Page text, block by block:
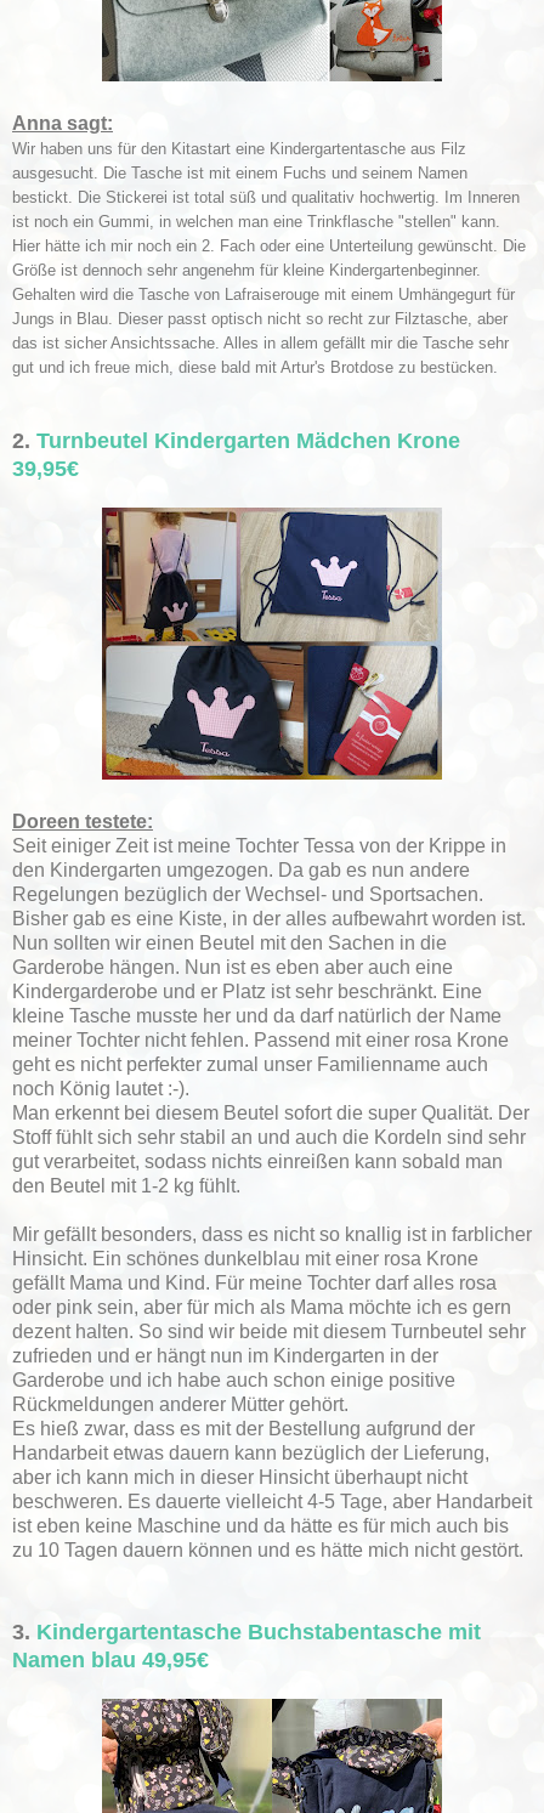
Anna sagt:
Wir haben uns für den Kitastart eine Kindergartentasche aus Filz
ausgesucht. Die Tasche ist mit einem Fuchs und seinem Namen
bestickt. Die Stickerei ist total süß und qualitativ hochwertig. Im Inneren
ist noch ein Gummi, in welchen man eine Trinkflasche "stellen" kann.
Hier hätte ich mir noch ein 2. Fach oder eine Unterteilung gewünscht. Die
Größe ist dennoch sehr angenehm für kleine Kindergartenbeginner.
Gehalten wird die Tasche von Lafraiserouge mit einem Umhängegurt für
Jungs in Blau. Dieser passt optisch nicht so recht zur Filztasche, aber
das ist sicher Ansichtssache. Alles in allem gefällt mir die Tasche sehr
gut und ich freue mich, diese bald mit Artur's Brotdose zu bestücken.
2. Turnbeutel Kindergarten Mädchen Krone
39,95€
Doreen testete:
Seit einiger Zeit ist meine Tochter Tessa von der Krippe in
den Kindergarten umgezogen. Da gab es nun andere
Regelungen bezüglich der Wechsel- und Sportsachen.
Bisher gab es eine Kiste, in der alles aufbewahrt worden ist.
Nun sollten wir einen Beutel mit den Sachen in die
Garderobe hängen. Nun ist es eben aber auch eine
Kindergarderobe und er Platz ist sehr beschränkt. Eine
kleine Tasche musste her und da darf natürlich der Name
meiner Tochter nicht fehlen. Passend mit einer rosa Krone
geht es nicht perfekter zumal unser Familienname auch
noch König lautet :-).
Man erkennt bei diesem Beutel sofort die super Qualität. Der
Stoff fühlt sich sehr stabil an und auch die Kordeln sind sehr
gut verarbeitet, sodass nichts einreißen kann sobald man
den Beutel mit 1-2 kg fühlt.
Mir gefällt besonders, dass es nicht so knallig ist in farblicher
Hinsicht. Ein schönes dunkelblau mit einer rosa Krone
gefällt Mama und Kind. Für meine Tochter darf alles rosa
oder pink sein, aber für mich als Mama möchte ich es gern
dezent halten. So sind wir beide mit diesem Turnbeutel sehr
zufrieden und er hängt nun im Kindergarten in der
Garderobe und ich habe auch schon einige positive
Rückmeldungen anderer Mütter gehört.
Es hieß zwar, dass es mit der Bestellung aufgrund der
Handarbeit etwas dauern kann bezüglich der Lieferung,
aber ich kann mich in dieser Hinsicht überhaupt nicht
beschweren. Es dauerte vielleicht 4-5 Tage, aber Handarbeit
ist eben keine Maschine und da hätte es für mich auch bis
zu 10 Tagen dauern können und es hätte mich nicht gestört.
3. Kindergartentasche Buchstabentasche mit
Namen blau 49,95€